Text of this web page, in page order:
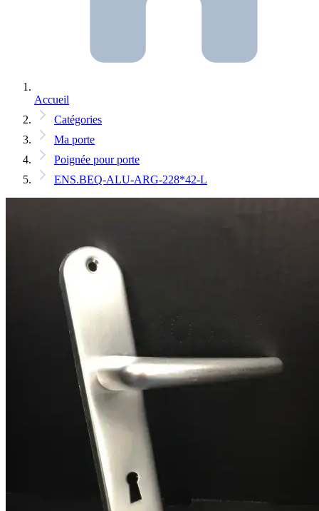
Accueil
Catégories
Ma porte
Poignée pour porte
ENS.BEQ-ALU-ARG-228*42-L